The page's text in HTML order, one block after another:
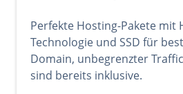
Perfekte Hosting-Pakete mit
Technologie und SSD für
Domain, unbegrenzter
sind bereits inklusive.